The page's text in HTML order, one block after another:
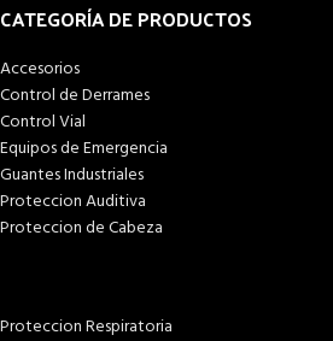
CATEGORÍA DE PRODUCTOS
Accesorios
Control de Derrames
Control Vial
Equipos de Emergencia
Guantes Industriales
Proteccion Auditiva
Proteccion de Cabeza
Proteccion Respiratoria